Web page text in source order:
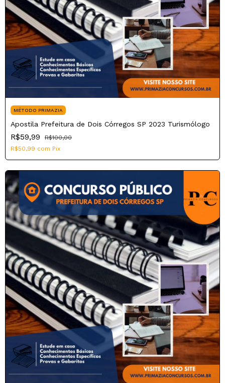
MÉTODO PRIMAZIA
Apostila Prefeitura de Dois Córregos SP 2023 Turismólogo
R$59,99
R$100,00
R$50,99 com Pix